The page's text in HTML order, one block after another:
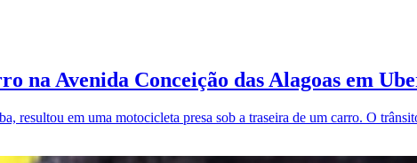
na Avenida Conceição das Alagoas em
resultou em uma motocicleta presa sob a traseira de um carro. O